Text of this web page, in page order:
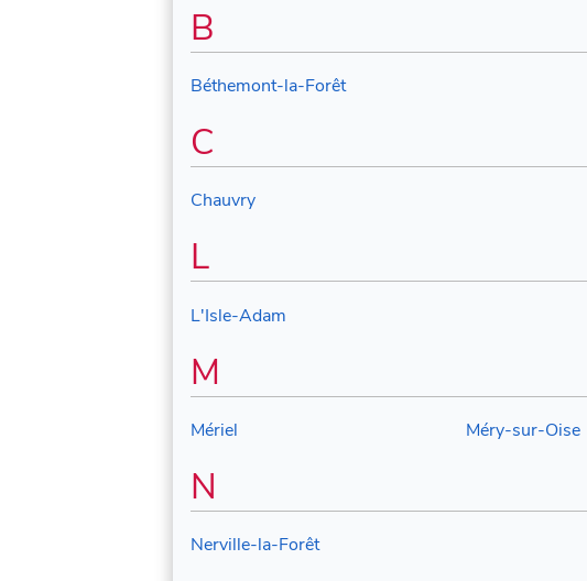
B
Béthemont-la-Forêt
C
Chauvry
L
L'Isle-Adam
M
Mériel Méry-sur-Oise
N
Nerville-la-Forêt